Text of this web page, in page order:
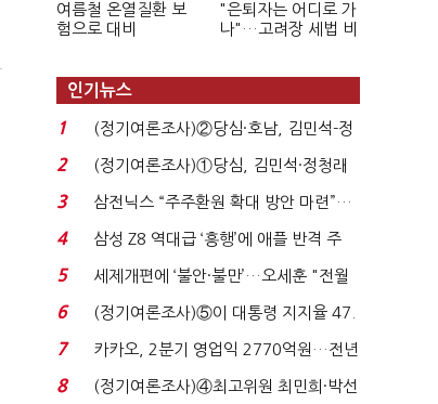
여름철 온열질환 보
험으로 대비
"은퇴자는 어디로 가
나"…고려장 세법 비
인기뉴스
1
(정기여론조사)②당심·호남, 김민석-정
청래 '초접전'...
2
(정기여론조사)①당심, 김민석·정청래
'초접전'…대통령 ...
3
삼전닉스 “주주환원 확대 방안 마련”…
로이터에 성명...
4
삼성 Z8 역대급 ‘흥행’에 애플 반격 주
목…9월 ‘폴...
5
세제개편에 ‘불안·불만’…오세훈 "전월
세 구하기 더 ...
6
(정기여론조사)⑤이 대통령 지지율 47.
7%…일주일 만에 ...
7
카카오, 2분기 영업익 2770억원…전년
비 36% 증가...
8
(정기여론조사)④최고위원 최민희·박선